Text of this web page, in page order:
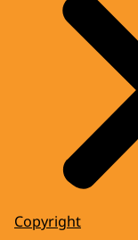
Copyright